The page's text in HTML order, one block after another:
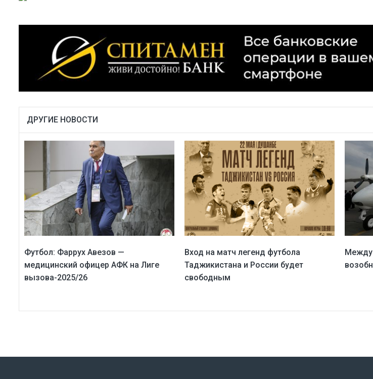
ДРУГИЕ НОВОСТИ
Футбол: Фаррух Авезов —
медицинский офицер АФК на Лиге
вызова-2025/26
Вход на матч легенд футбола
Таджикистана и России будет
свободным
Между